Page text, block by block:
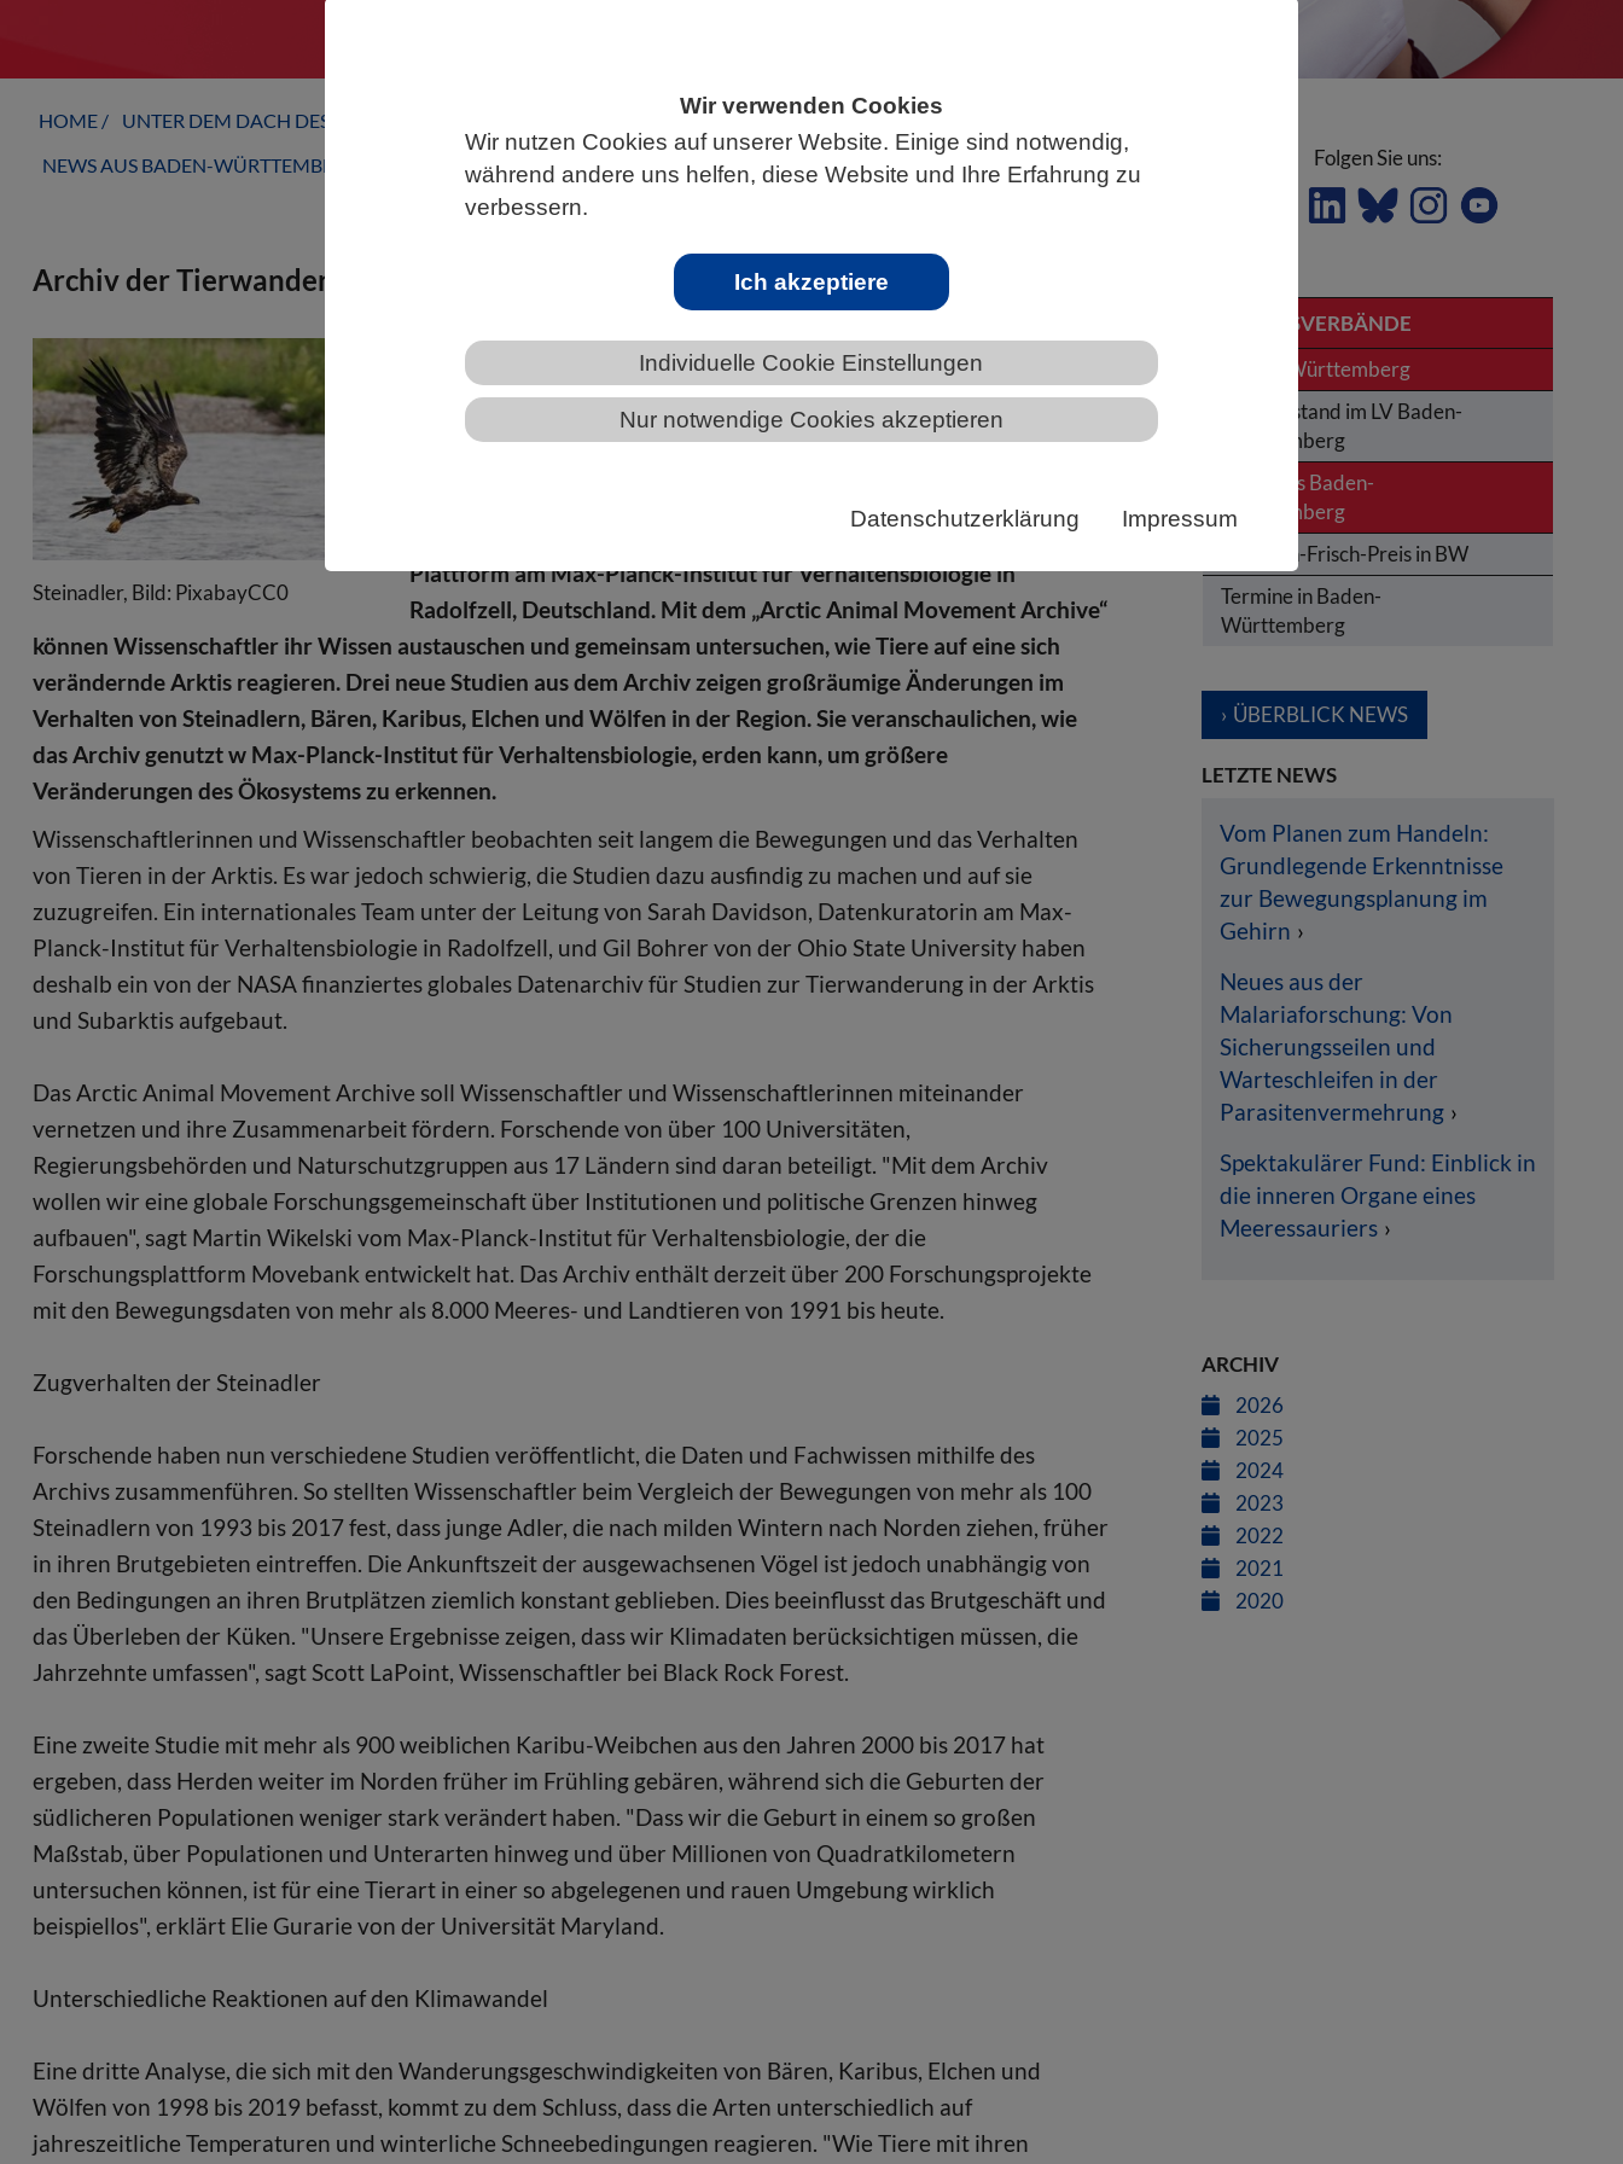
Wir verwenden Cookies
Wir nutzen Cookies auf unserer Website. Einige sind notwendig,
während andere uns helfen, diese Website und Ihre Erfahrung zu
verbessern.
Ich akzeptiere
Individuelle Cookie Einstellungen
Nur notwendige Cookies akzeptieren
Datenschutzerklärung Impressum
HOME UNTER DEM DACH DES VBIO
BADEN-WÜRTTEMBERG
NEWS AUS BADEN-WÜRTTEMBERG
Archiv der Tierwanderungen in der Arktis
Steinadler, Bild: PixabayCC0
Wärmere Winter, frühere Frühlinge, schrumpfendes Eis und mehr
menschliche Aktivitäten – die Arktis durchläuft dramatische
Veränderungen, die sich auch auf die einheimische Tierwelt
und Subarktis aufgebaut. Das Archiv läuft auf der Movebank-
Plattform am Max-Planck-Institut für Verhaltensbiologie in
Radolfzell, Deutschland. Mit dem „Arctic Animal Movement Archive“
können Wissenschaftler ihr Wissen austauschen und gemeinsam untersuchen, wie Tiere auf eine sich
verändernde Arktis reagieren. Drei neue Studien aus dem Archiv zeigen großräumige Änderungen im
Verhalten von Steinadlern, Bären, Karibus, Elchen und Wölfen in der Region. Sie veranschaulichen, wie
das Archiv genutzt w Max-Planck-Institut für Verhaltensbiologie, erden kann, um größere
Veränderungen des Ökosystems zu erkennen.
Wissenschaftlerinnen und Wissenschaftler beobachten seit langem die Bewegungen und das Verhalten
von Tieren in der Arktis. Es war jedoch schwierig, die Studien dazu ausfindig zu machen und auf sie
zuzugreifen. Ein internationales Team unter der Leitung von Sarah Davidson, Datenkuratorin am Max-
Planck-Institut für Verhaltensbiologie in Radolfzell, und Gil Bohrer von der Ohio State University haben
deshalb ein von der NASA finanziertes globales Datenarchiv für Studien zur Tierwanderung in der Arktis
und Subarktis aufgebaut.
Das Arctic Animal Movement Archive soll Wissenschaftler und Wissenschaftlerinnen miteinander
vernetzen und ihre Zusammenarbeit fördern. Forschende von über 100 Universitäten,
Regierungsbehörden und Naturschutzgruppen aus 17 Ländern sind daran beteiligt. "Mit dem Archiv
wollen wir eine globale Forschungsgemeinschaft über Institutionen und politische Grenzen hinweg
aufbauen", sagt Martin Wikelski vom Max-Planck-Institut für Verhaltensbiologie, der die
Forschungsplattform Movebank entwickelt hat. Das Archiv enthält derzeit über 200 Forschungsprojekte
mit den Bewegungsdaten von mehr als 8.000 Meeres- und Landtieren von 1991 bis heute.
Zugverhalten der Steinadler
Forschende haben nun verschiedene Studien veröffentlicht, die Daten und Fachwissen mithilfe des
Archivs zusammenführen. So stellten Wissenschaftler beim Vergleich der Bewegungen von mehr als 100
Steinadlern von 1993 bis 2017 fest, dass junge Adler, die nach milden Wintern nach Norden ziehen, früher
in ihren Brutgebieten eintreffen. Die Ankunftszeit der ausgewachsenen Vögel ist jedoch unabhängig von
den Bedingungen an ihren Brutplätzen ziemlich konstant geblieben. Dies beeinflusst das Brutgeschäft und
das Überleben der Küken. "Unsere Ergebnisse zeigen, dass wir Klimadaten berücksichtigen müssen, die
Jahrzehnte umfassen", sagt Scott LaPoint, Wissenschaftler bei Black Rock Forest.
Eine zweite Studie mit mehr als 900 weiblichen Karibu-Weibchen aus den Jahren 2000 bis 2017 hat
ergeben, dass Herden weiter im Norden früher im Frühling gebären, während sich die Geburten der
südlicheren Populationen weniger stark verändert haben. "Dass wir die Geburt in einem so großen
Maßstab, über Populationen und Unterarten hinweg und über Millionen von Quadratkilometern
untersuchen können, ist für eine Tierart in einer so abgelegenen und rauen Umgebung wirklich
beispiellos", erklärt Elie Gurarie von der Universität Maryland.
Unterschiedliche Reaktionen auf den Klimawandel
Eine dritte Analyse, die sich mit den Wanderungsgeschwindigkeiten von Bären, Karibus, Elchen und
Wölfen von 1998 bis 2019 befasst, kommt zu dem Schluss, dass die Arten unterschiedlich auf
jahreszeitliche Temperaturen und winterliche Schneebedingungen reagieren. "Wie Tiere mit ihren
Folgen Sie uns:
LANDESVERBÄNDE
Baden-Württemberg
Der Vorstand im LV Baden-
Württemberg
News aus Baden-
Württemberg
Karl-von-Frisch-Preis in BW
Termine in Baden-
Württemberg
ÜBERBLICK NEWS
LETZTE NEWS
Vom Planen zum Handeln:
Grundlegende Erkenntnisse
zur Bewegungsplanung im
Gehirn
Neues aus der
Malariaforschung: Von
Sicherungsseilen und
Warteschleifen in der
Parasitenvermehrung
Spektakulärer Fund: Einblick in
die inneren Organe eines
Meeressauriers
ARCHIV
2026
2025
2024
2023
2022
2021
2020